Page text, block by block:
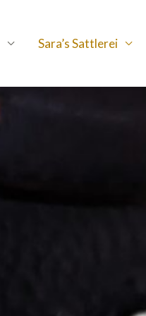
Sara’s Sattlerei